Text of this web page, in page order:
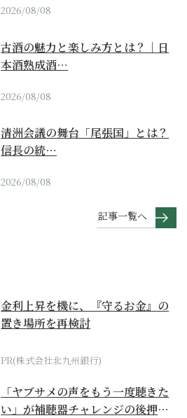
2026/08/08
古酒の魅力と楽しみ方とは？｜日
本酒熟成酒…
2026/08/08
清洲会議の舞台「尾張国」とは？
信長の統…
2026/08/08
記事一覧へ
金利上昇を機に、『守るお金』の
置き場所を再検討
PR(株式会社北九州銀行)
「ヤブサメの声をもう一度聴きた
い」が補聴器チャレンジの後押し